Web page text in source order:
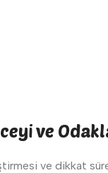
ve
ve dikkat